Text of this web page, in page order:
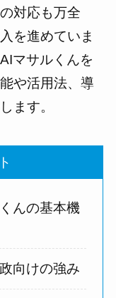
対応も万全
を進めていま
マサルくんを
や活用法、導
ます。
んの基本機
向けの強み